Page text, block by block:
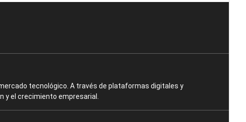
tecnológico. A través de plataformas digitales y
el crecimiento empresarial.